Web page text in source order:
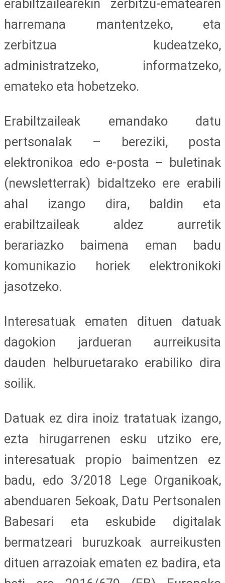
erabiltzailearekin zerbitzu-ematearen
harremana mantentzeko, eta
zerbitzua kudeatzeko,
administratzeko, informatzeko,
emateko eta hobetzeko.
Erabiltzaileak emandako datu
pertsonalak – bereziki, posta
elektronikoa edo e-posta – buletinak
(newsletterrak) bidaltzeko ere erabili
ahal izango dira, baldin eta
erabiltzaileak aldez aurretik
berariazko baimena eman badu
komunikazio horiek elektronikoki
jasotzeko.
Interesatuak ematen dituen datuak
dagokion jardueran aurreikusita
dauden helburuetarako erabiliko dira
soilik.
Datuak ez dira inoiz tratatuak izango,
ezta hirugarrenen esku utziko ere,
interesatuak propio baimentzen ez
badu, edo 3/2018 Lege Organikoak,
abenduaren 5ekoak, Datu Pertsonalen
Babesari eta eskubide digitalak
bermatzeari buruzkoak aurreikusten
dituen arrazoiak ematen ez badira, eta